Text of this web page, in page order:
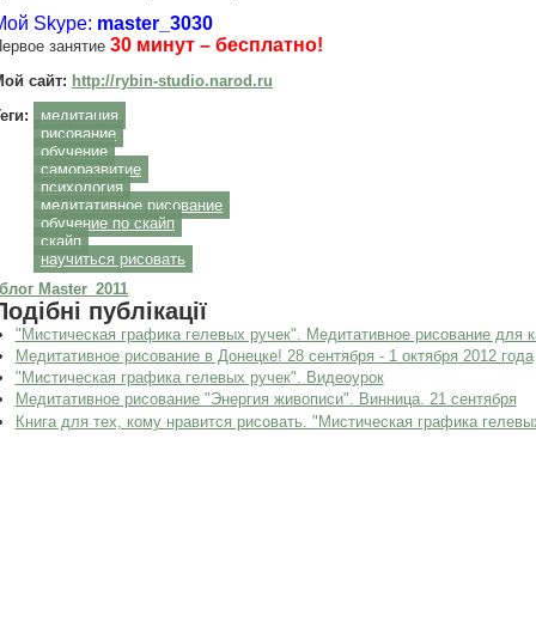
Skype: master_3030
занятие 30 минут – бесплатно!
сайт: http://rybin-studio.narod.ru
медитация
рисование
обучение
саморазвитие
психология
медитативное рисование
обучение по скайп
скайп
научиться рисовать
блог Master_2011
публікації
"Мистическая графика гелевых ручек". Медитативное рисование для
Медитативное рисование в Донецке! 28 сентября - 1 октября 2012 года
"Мистическая графика гелевых ручек". Видеоурок
Медитативное рисование "Энергия живописи". Винница. 21 сентября
Книга для тех, кому нравится рисовать. "Мистическая графика